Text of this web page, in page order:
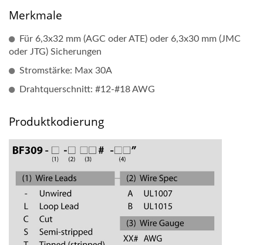
Merkmale
Für 6,3x32 mm (AGC oder ATE) oder 6,3x30 mm (JMC
oder JTG) Sicherungen
Stromstärke: Max 30A
Drahtquerschnitt: #12-#18 AWG
Produktkodierung